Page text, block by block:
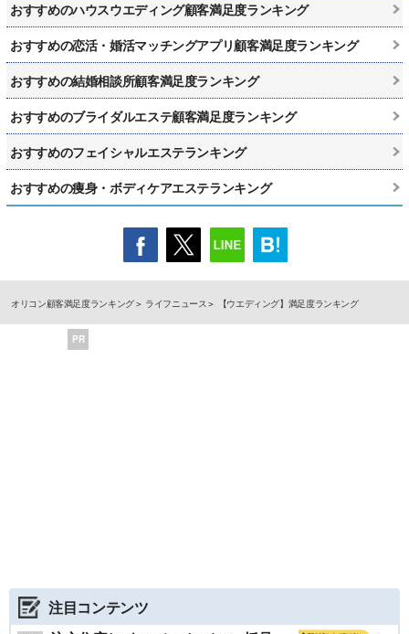
おすすめのハウスウエディング顧客満足度ランキング
おすすめの恋活・婚活マッチングアプリ顧客満足度ランキング
おすすめの結婚相談所顧客満足度ランキング
おすすめのブライダルエステ顧客満足度ランキング
おすすめのフェイシャルエステランキング
おすすめの痩身・ボディケアエステランキング
オリコン顧客満足度ランキング ライフニュース 【ウエディング】満足度ランキング
PR
注目コンテンツ